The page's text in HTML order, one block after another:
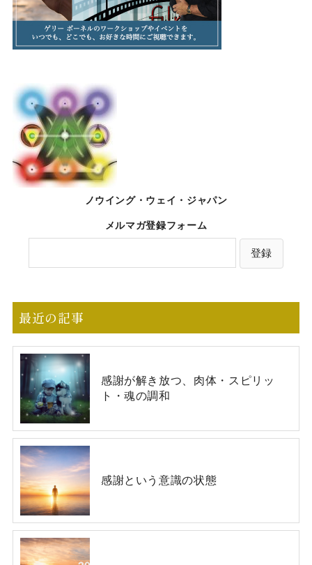
ノウイング・ウェイ・ジャパン
メルマガ登録フォーム
最近の記事
感謝が解き放つ、肉体・スピリッ
ト・魂の調和
感謝という意識の状態